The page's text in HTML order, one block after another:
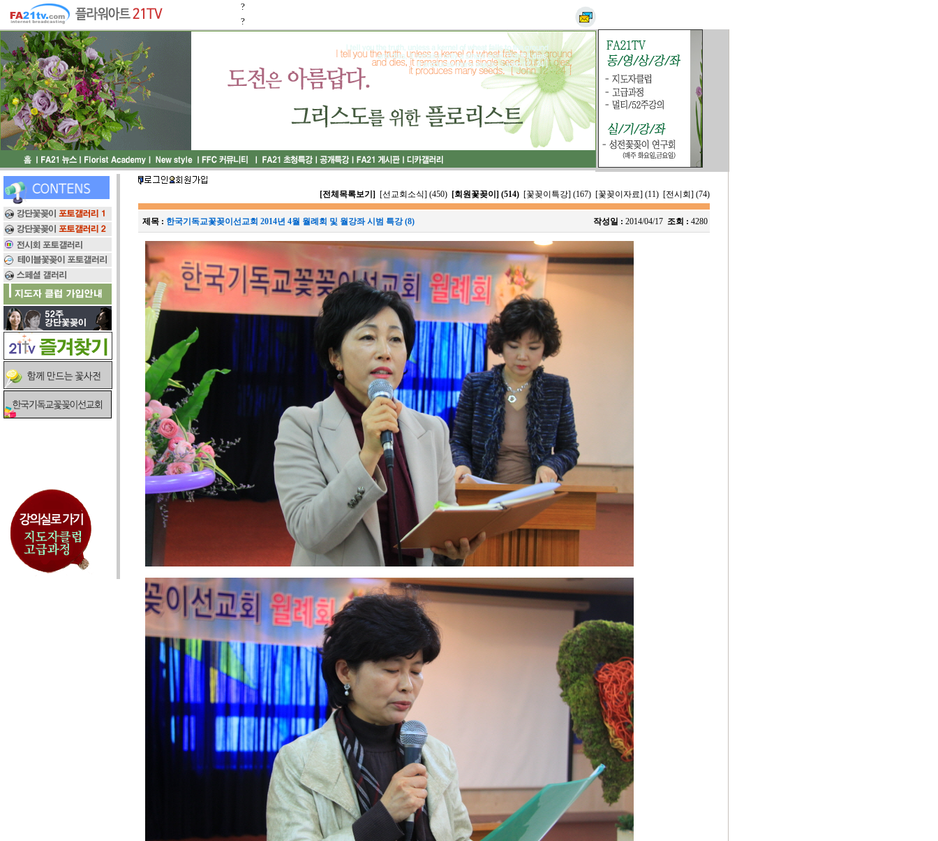
?
?
[전체목록보기] [선교회소식] (450) [회원꽃꽂이] (514) [꽃꽂이특강] (167) [꽃꽂이자료] (11) [전시회] (74)
제목 : 한국기독교꽃꽂이선교회 2014년 4월 월례회 및 월강좌 시범 특강 (8) 작성일 : 2014/04/17 조회 : 4280